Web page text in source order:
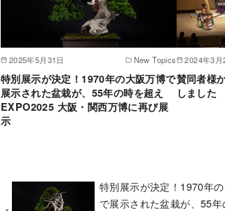
2025年5月31日 New Topics
特別展示が決定！1970年の大阪万博で
展示された盆栽が、55年の時を超え
EXPO2025 大阪・関西万博に再び展
示
2024年3月
賛同者様
しました
特別展示が決定！1970年
で展示された盆栽が、55年